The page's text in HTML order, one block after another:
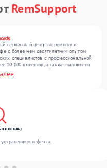
RemSupport
сервисный центр по ремонту и
с более чем десятилетним опытом
специалистов с профессиональной
10 000 клиентов, а также выполнено
в сервисный центр поступает
поломки любой сложности и
дефекта.